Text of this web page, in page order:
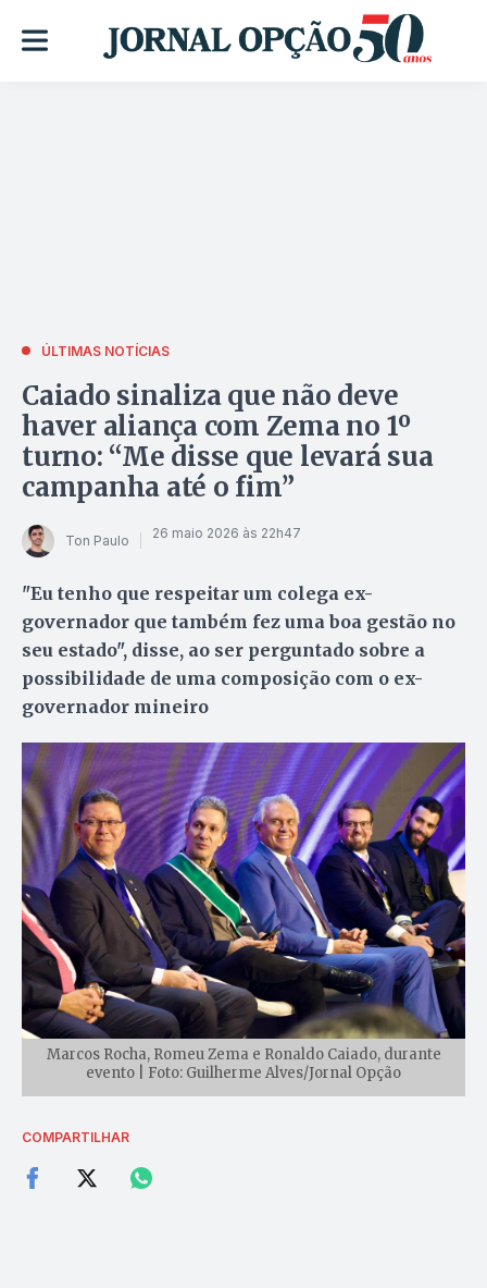
ÚLTIMAS NOTÍCIAS
Caiado sinaliza que não deve
haver aliança com Zema no 1º
turno: “Me disse que levará sua
campanha até o fim”
Ton Paulo 26 maio 2026 às 22h47
"Eu tenho que respeitar um colega ex-
governador que também fez uma boa gestão no
seu estado", disse, ao ser perguntado sobre a
possibilidade de uma composição com o ex-
governador mineiro
Marcos Rocha, Romeu Zema e Ronaldo Caiado, durante
evento | Foto: Guilherme Alves/Jornal Opção
COMPARTILHAR